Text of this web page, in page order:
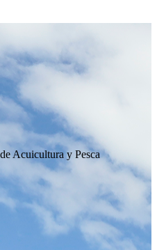
Acuicultura y Pesca